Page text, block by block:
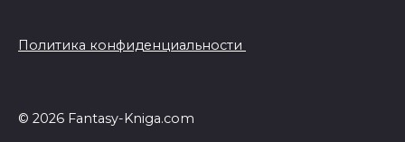
Политика конфиденциальности
© 2026 Fantasy-Kniga.com